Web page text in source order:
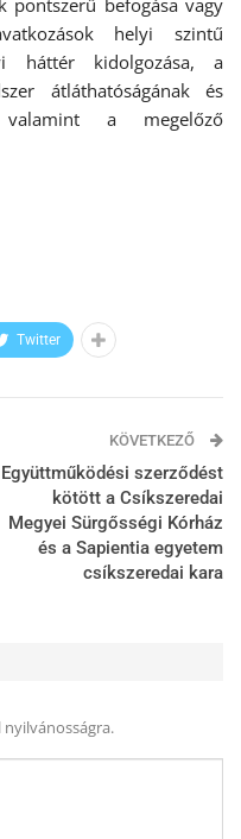
pontszerű befogása vagy
helyi szintű
háttér kidolgozása, a
átláthatóságának és
valamint a megelőző
Twitter
KÖVETKEZŐ
Együttműködési szerződést
kötött a Csíkszeredai
Megyei Sürgősségi Kórház
és a Sapientia egyetem
csíkszeredai kara